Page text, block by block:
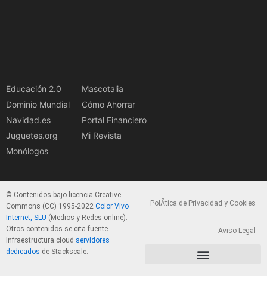
Educación 2.0
Dominio Mundial
Navidad.es
Juguetes.org
Monólogos
Mascotalia
Cómo Ahorrar
Portal Financiero
Mi Revista
© Contenidos bajo licencia Creative
Commons (CC) 1995-2022 Color Vivo
Internet, SLU (Medios y Redes online).
Otros contenidos se cita fuente.
Infraestructura cloud servidores
dedicados de Stackscale.
PolÃ­tica de Privacidad y Cookies
Aviso Legal